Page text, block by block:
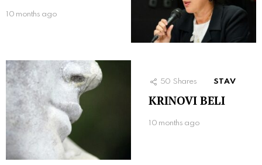
10 months ago
50 Shares STAV
KRINOVI BELI
10 months ago